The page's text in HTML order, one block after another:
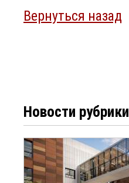
Вернуться назад
Новости рубрики